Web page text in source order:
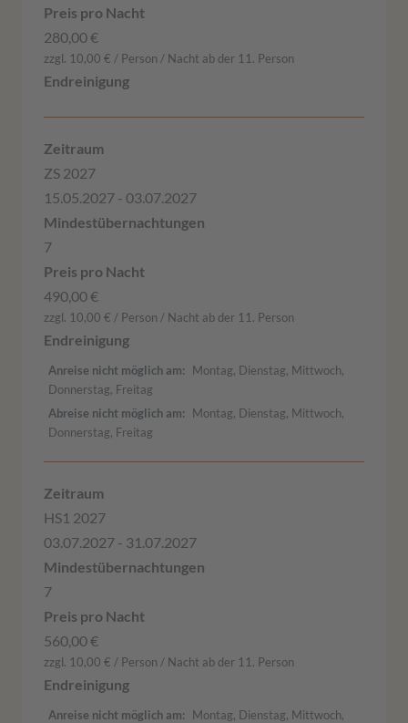
280,00 €
zzgl. 10,00 € / Person / Nacht ab der 11. Person
ZS 2027
15.05.2027 - 03.07.2027
7
490,00 €
zzgl. 10,00 € / Person / Nacht ab der 11. Person
Anreise nicht möglich am
Montag, Dienstag, Mittwoch,
Donnerstag, Freitag
Abreise nicht möglich am
Montag, Dienstag, Mittwoch,
Donnerstag, Freitag
HS1 2027
03.07.2027 - 31.07.2027
7
560,00 €
zzgl. 10,00 € / Person / Nacht ab der 11. Person
Anreise nicht möglich am
Montag, Dienstag, Mittwoch,